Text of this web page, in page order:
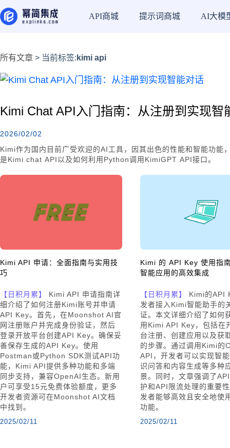
API商城 提示词商城 AI大模
所有文章 > 当前标签: kimi api
Kimi Chat API入门指南：从注册到实现智
2026/02/02
Kimi作为国内目前广受欢迎的AI工具，因其出色的性能和智能功能
是Kimi chat API以及如何利用Python调用KimiGPT API接口。
Kimi API 申请：全面指南与实用技
巧
【日积月累】
Kimi API 申请指南详
细介绍了如何注册Kimi账号并申请
API Key。首先，在Moonshot AI官
网注册账户并完成身份验证，然后
登录开放平台创建API Key。确保妥
善保存生成的API Key。使用
Postman或Python SDK测试API功
能，Kimi API提供多种功能和多端
同步支持，兼容OpenAI生态。新用
户可享受15元免费体验额度，更多
开发者资源可在Moonshot AI文档
中找到。
2025/02/11
Kimi 的 API Key 使用指
智能应用的高效集成
【日积月累】
Kimi的API
发者接入Kimi智能助手的
证。本文详细介绍了如何
用Kimi API Key，包括在
台注册、创建应用以及获
的步骤。通过调用Kimi的
API，开发者可以实现智
识问答和内容生成等多种
景。同时，文章强调了
护和API限流处理的重要
发者能够高效且安全地使
功能。
2025/02/11